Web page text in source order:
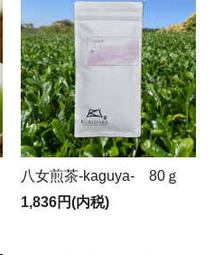
八女煎茶-kaguya- 80ｇ
1,836円(内税)